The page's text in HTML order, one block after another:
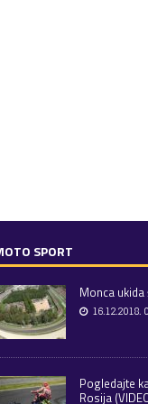
SPORT
Monca
16.12.2018.
Pogledajte
Rosija